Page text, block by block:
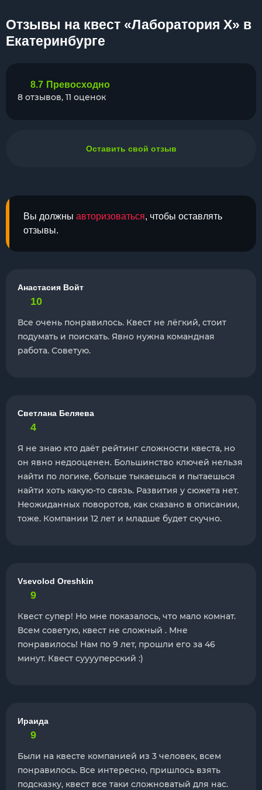
Отзывы на квест «Лаборатория Х» в
Екатеринбурге
Вы должны авторизоваться, чтобы оставлять
отзывы.
Анастасия Войт
10
Все очень понравилось. Квест не лёгкий, стоит
подумать и поискать. Явно нужна командная
работа. Советую.
Светлана Беляева
4
Я не знаю кто даёт рейтинг сложности квеста, но
он явно недооценен. Большинство ключей нельзя
найти по логике, больше тыкаешься и пытаешься
найти хоть какую-то связь. Развития у сюжета нет.
Неожиданных поворотов, как сказано в описании,
тоже. Компании 12 лет и младше будет скучно.
Vsevolod Oreshkin
9
Квест супер! Но мне показалось, что мало комнат.
Всем советую, квест не сложный . Мне
понравилось! Нам по 9 лет, прошли его за 46
минут. Квест сууууперский :)
Ираида
9
Были на квесте компанией из 3 человек, всем
понравилось. Все интересно, пришлось взять
подсказку, квест все таки сложноватый для нас.
8.7 Превосходно
8 отзывов, 11 оценок
Оставить свой отзыв